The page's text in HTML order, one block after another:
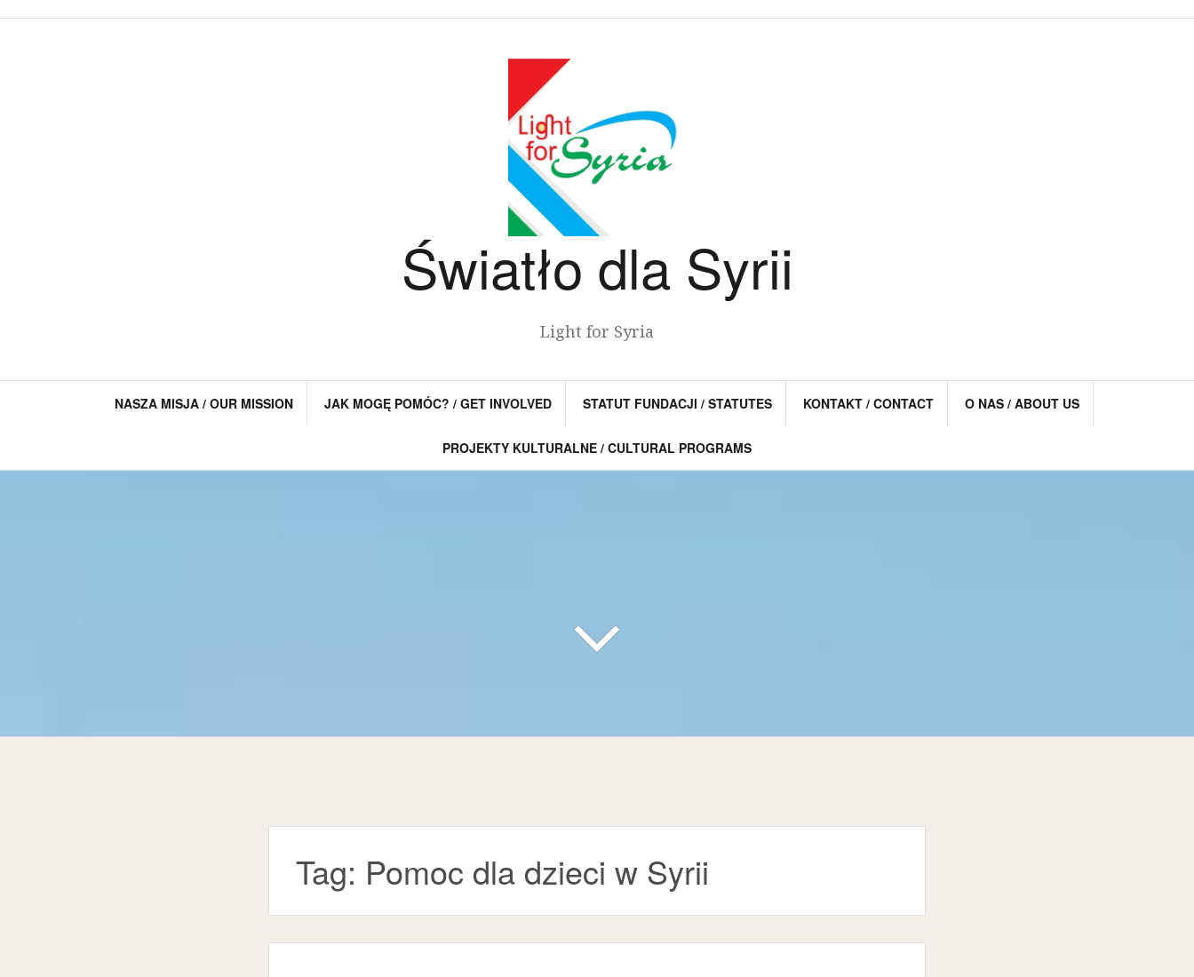
Światło dla Syrii
Light for Syria
NASZA MISJA / OUR MISSION JAK MOGĘ POMÓC? / GET INVOLVED STATUT FUNDACJI / STATUTES KONTAKT / CONTACT O NAS / ABOUT US
PROJEKTY KULTURALNE / CULTURAL PROGRAMS
Tag: Pomoc dla dzieci w Syrii